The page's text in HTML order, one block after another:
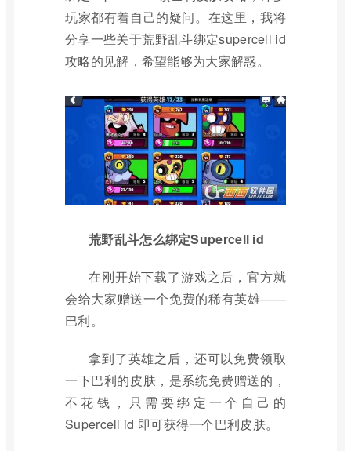
玩家都有着自己的疑问。在这里，我将
分享一些关于荒野乱斗绑定supercell id
攻略的见解，希望能够为大家解惑。
荒野乱斗怎么绑定Supercell id
在刚开始下载了游戏之后，官方就
会给大家赠送一个免费的稀有英雄——
巴利。
拿到了英雄之后，还可以免费领取
一下巴利的皮肤，是系统免费赠送的，
不花钱，只需要绑定一个自己的
Supercell id 即可获得一个巴利皮肤。